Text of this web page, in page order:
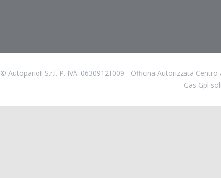
© Autoparioli S.r.l. P. IVA: 06309121009 - Officina Autorizzata
Gas Gpl